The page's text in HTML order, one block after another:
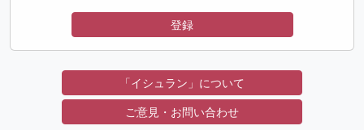
登録
「イシュラン」について
ご意見・お問い合わせ